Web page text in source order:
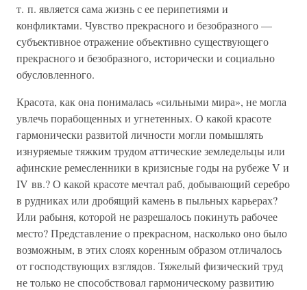
т. п. является сама жизнь с ее перипетиями и
конфликтами. Чувство прекрасного и безобразного —
субъективное отражение объективно существующего
прекрасного и безобразного, исторически и социально
обусловленного.
Красота, как она понималась «сильными мира», не могла
увлечь порабощенных и угнетенных. О какой красоте
гармонически развитой личности могли помышлять
изнуряемые тяжким трудом аттические земледельцы или
афинские ремесленники в кризисные годы на рубеже V и
IV вв.? О какой красоте мечтал раб, добывающий серебро
в рудниках или дробящий камень в пыльных карьерах?
Или рабыня, которой не разрешалось покинуть рабочее
место? Представление о прекрасном, насколько оно было
возможным, в этих слоях коренным образом отличалось
от господствующих взглядов. Тяжелый физический труд
не только не способствовал гармоническому развитию